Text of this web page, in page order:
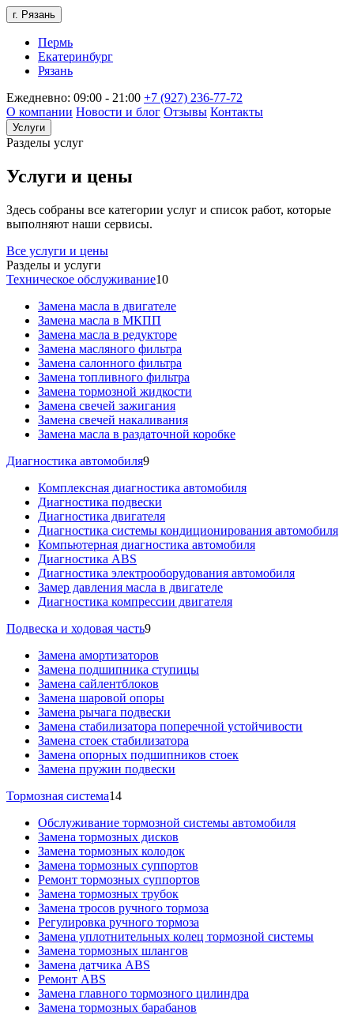
г. Рязань
Пермь
Екатеринбург
Рязань
Ежедневно: 09:00 - 21:00 +7 (927) 236-77-72
О компании Новости и блог Отзывы Контакты
Услуги
Разделы услуг
Услуги и цены
Здесь собраны все категории услуг и список работ, которые
выполняют наши сервисы.
Все услуги и цены
Разделы и услуги
Техническое обслуживание10
Замена масла в двигателе
Замена масла в МКПП
Замена масла в редукторе
Замена масляного фильтра
Замена салонного фильтра
Замена топливного фильтра
Замена тормозной жидкости
Замена свечей зажигания
Замена свечей накаливания
Замена масла в раздаточной коробке
Диагностика автомобиля9
Комплексная диагностика автомобиля
Диагностика подвески
Диагностика двигателя
Диагностика системы кондиционирования автомобиля
Компьютерная диагностика автомобиля
Диагностика ABS
Диагностика электрооборудования автомобиля
Замер давления масла в двигателе
Диагностика компрессии двигателя
Подвеска и ходовая часть9
Замена амортизаторов
Замена подшипника ступицы
Замена сайлентблоков
Замена шаровой опоры
Замена рычага подвески
Замена стабилизатора поперечной устойчивости
Замена стоек стабилизатора
Замена опорных подшипников стоек
Замена пружин подвески
Тормозная система14
Обслуживание тормозной системы автомобиля
Замена тормозных дисков
Замена тормозных колодок
Замена тормозных суппортов
Ремонт тормозных суппортов
Замена тормозных трубок
Замена тросов ручного тормоза
Регулировка ручного тормоза
Замена уплотнительных колец тормозной системы
Замена тормозных шлангов
Замена датчика ABS
Ремонт ABS
Замена главного тормозного цилиндра
Замена тормозных барабанов